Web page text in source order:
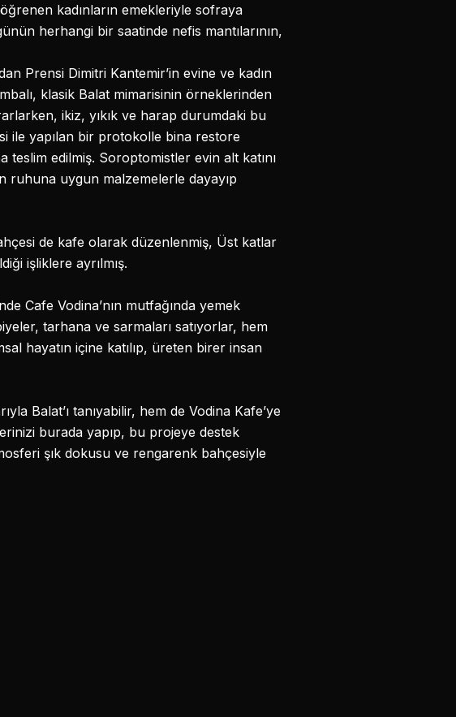
kadınların emekleriyle sofraya
herhangi bir saatinde nefis mantılarının,
Prensi Dimitri Kantemir’in evine ve kadın
klasik Balat mimarisinin örneklerinden
ikiz, yıkık ve harap durumdaki bu
ile yapılan bir protokolle bina restore
teslim edilmiş. Soroptomistler evin alt katını
ruhuna uygun malzemelerle dayayıp
de kafe olarak düzenlenmiş, Üst katlar
işliklere ayrılmış.
Cafe Vodina’nın mutfağında yemek
tarhana ve sarmaları satıyorlar, hem
hayatın içine katılıp, üreten birer insan
Balat’ı tanıyabilir, hem de Vodina Kafe’ye
burada yapıp, bu projeye destek
şık dokusu ve rengarenk bahçesiyle